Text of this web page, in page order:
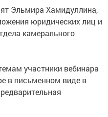
юридических лиц и
камерального
в письменном виде в